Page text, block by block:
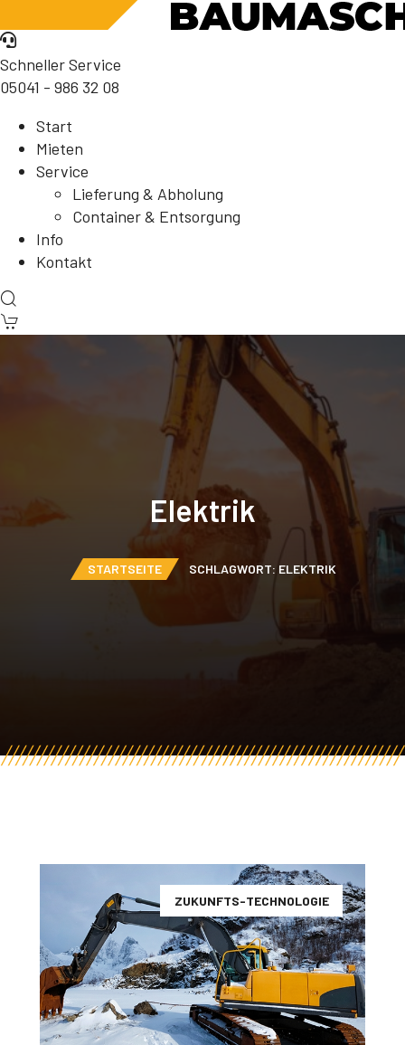
Schneller Service
05041 - 986 32 08
Start
Mieten
Service
Lieferung & Abholung
Container & Entsorgung
Info
Kontakt
Elektrik
STARTSEITE SCHLAGWORT: ELEKTRIK
ZUKUNFTS-TECHNOLOGIE